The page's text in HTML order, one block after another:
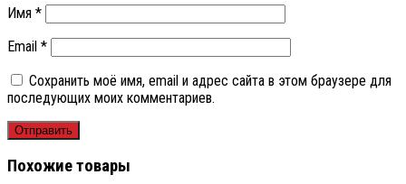
Имя *
Email *
Сохранить моё имя, email и адрес сайта в этом браузере для
последующих моих комментариев.
Похожие товары